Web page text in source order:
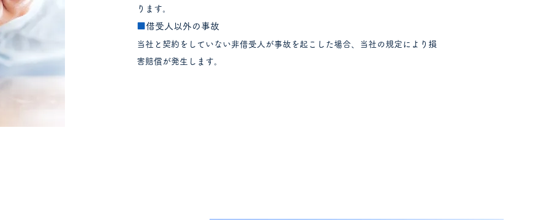
ります。
■借受人以外の事故
当社と契約をしていない非借受人が事故を起こした場合、当社の規定により損
害賠償が発生します。